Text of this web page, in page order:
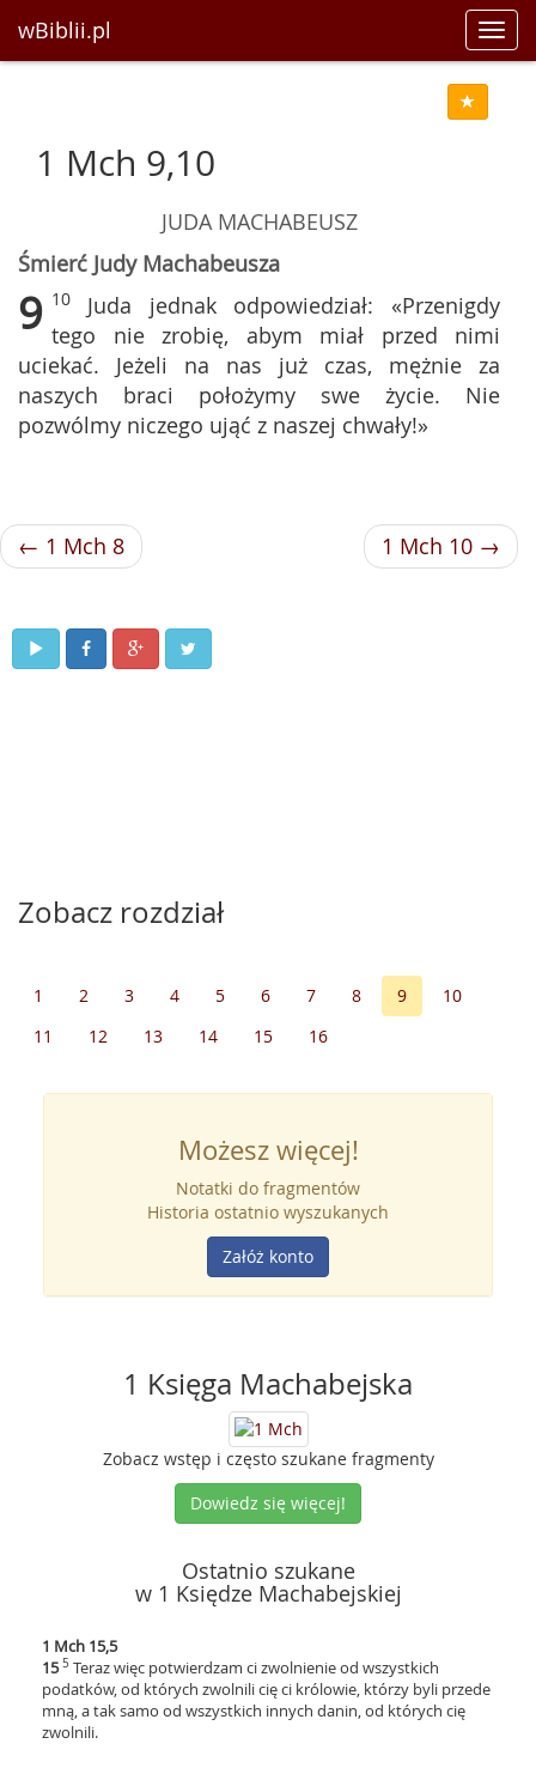
wBiblii.pl
1 Mch 9,10
JUDA MACHABEUSZ
Śmierć Judy Machabeusza
9 10 Juda jednak odpowiedział: «Przenigdy
tego nie zrobię, abym miał przed nimi
uciekać. Jeżeli na nas już czas, mężnie za
naszych braci położymy swe życie. Nie
pozwólmy niczego ująć z naszej chwały!»
← 1 Mch 8 1 Mch 10 →
Zobacz rozdział
1 2 3 4 5 6 7 8 9
10
11
12 13 14 15 16
Możesz więcej!
Notatki do fragmentów
Historia ostatnio wyszukanych
Załóż konto
1 Księga Machabejska
Zobacz wstęp i często szukane fragmenty
Dowiedz się więcej!
Ostatnio szukane
w 1 Księdze Machabejskiej
1 Mch 15,5
15 5 Teraz więc potwierdzam ci zwolnienie od wszystkich
podatków, od których zwolnili cię ci królowie, którzy byli przede
mną, a tak samo od wszystkich innych danin, od których cię
zwolnili.